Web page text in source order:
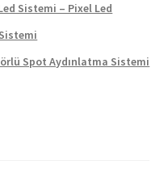
Sistemi – Pixel Led
Spot Aydınlatma Sistemi